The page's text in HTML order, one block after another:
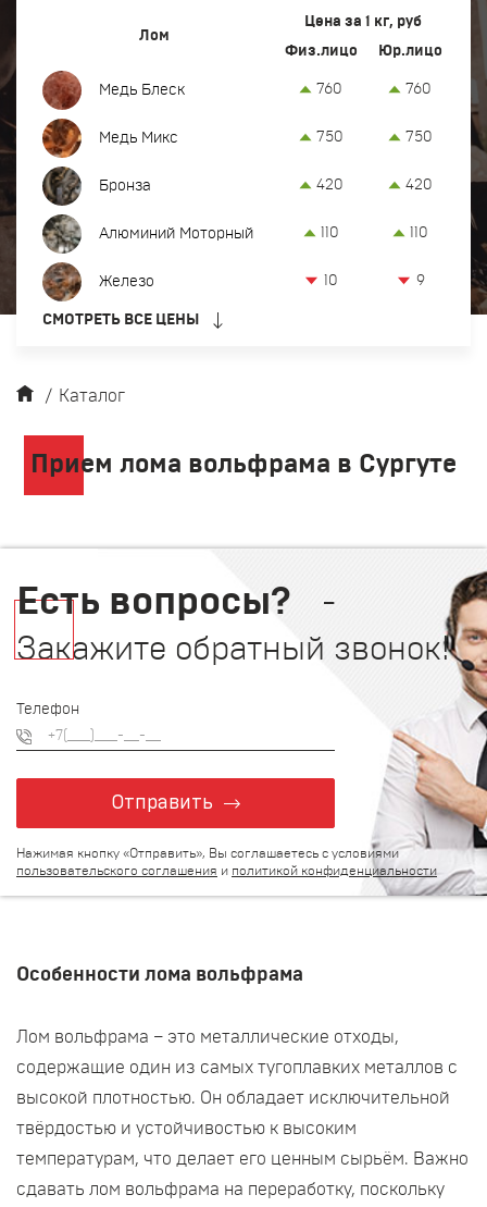
Закупка оргтехники и оборудования
Контакты
Прием лома цветных и черных металлов в Сургуте
Лом
Цена за 1 кг, руб
Физ.лицо
Юр.лицо
Медь Блеск 760 760
Медь Микс 750 750
Бронза 420 420
Алюминий Моторный 110 110
Железо 10 9
СМОТРЕТЬ ВСЕ ЦЕНЫ
/ Каталог
Прием лома вольфрама в Сургуте
Есть вопросы?
-
Закажите обратный звонок!
Телефон
Отправить
Нажимая кнопку «Отправить», Вы соглашаетесь с условиями
пользовательского соглашения и политикой конфиденциальности
Особенности лома вольфрама
Лом вольфрама – это металлические отходы,
содержащие один из самых тугоплавких металлов с
высокой плотностью. Он обладает исключительной
твёрдостью и устойчивостью к высоким
температурам, что делает его ценным сырьём. Важно
сдавать лом вольфрама на переработку, поскольку